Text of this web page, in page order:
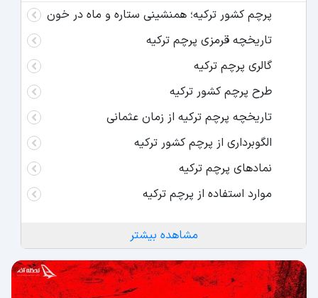
پرچم کشور ترکیه؛ همنشینی ستاره و ماه در خون
تاریخچه قرمزی پرچم ترکیه
گالری پرچم ترکیه
طرح پرچم کشور ترکیه
تاریخچه پرچم ترکیه از زمان عثمانی
الگوبرداری از پرچم کشور ترکیه
نمادهای پرچم ترکیه
موارد استفاده از پرچم ترکیه
مشاهده بیشتر